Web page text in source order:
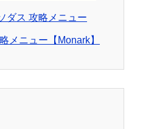
ダス 攻略メニュー
メニュー【Monark】